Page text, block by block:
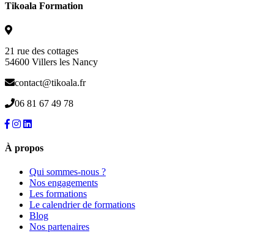
Tikoala Formation
21 rue des cottages
54600 Villers les Nancy
contact@tikoala.fr
06 81 67 49 78
À propos
Qui sommes-nous ?
Nos engagements
Les formations
Le calendrier de formations
Blog
Nos partenaires